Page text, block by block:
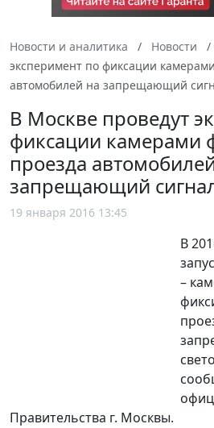
Новости и аналитика Новости
эксперимент по фиксации
автомобилей на запрещающий
В Москве проведут
фиксации камерами
проезда
запрещающий
19 января 2016 13:45
В
–
Правительства г. Москвы.